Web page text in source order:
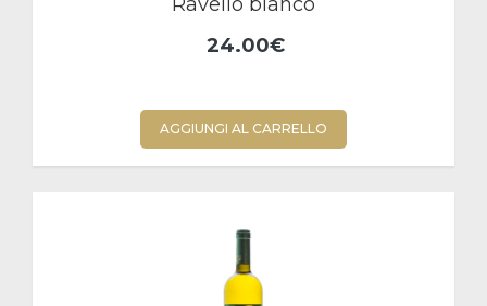
24.00€
AGGIUNGI AL CARRELLO